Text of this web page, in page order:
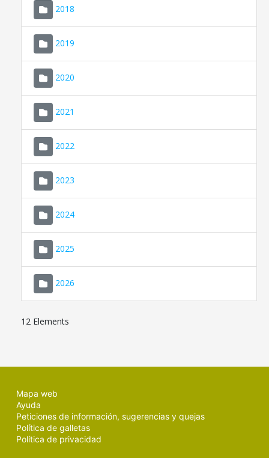
2018
2019
2020
2021
2022
2023
2024
2025
2026
12 Elements
Mapa web
Ayuda
Peticiones de información, sugerencias y quejas
Política de galletas
Política de privacidad